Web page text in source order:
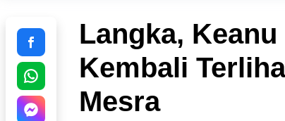
Langka,
Kembali
Mesra